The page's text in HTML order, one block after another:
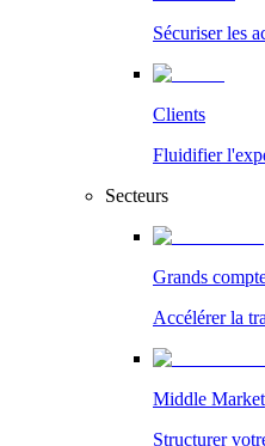
Sécuriser les
Clients
Fluidifier
Secteurs
Grands
Accélérer la
Middle Market
Structurer